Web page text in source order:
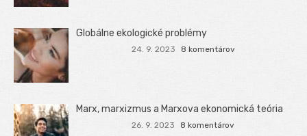
Globálne ekologické problémy
24. 9. 2023 8 komentárov
Marx, marxizmus a Marxova ekonomická teória
26. 9. 2023 8 komentárov